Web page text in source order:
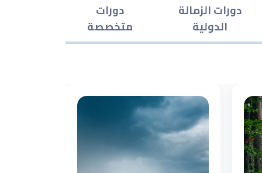
دورات الزمالة
الدولية
دورات
متخصصة